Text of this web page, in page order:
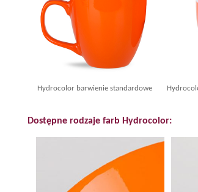
Hydrocolor barwienie standardowe
Dostępne rodzaje farb Hydrocolor: